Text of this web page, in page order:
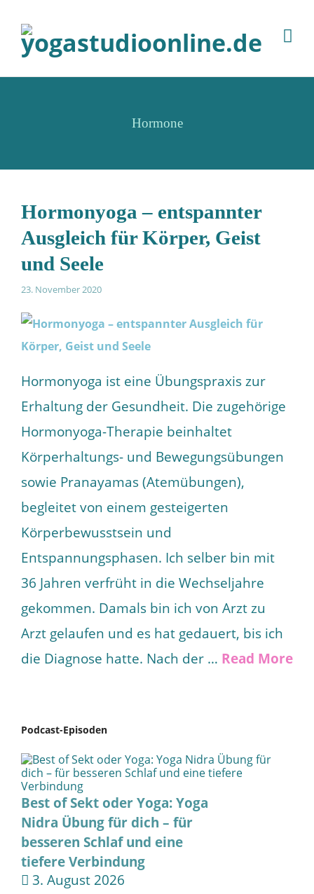
Hormone
Hormonyoga – entspannter
Ausgleich für Körper, Geist
und Seele
23. November 2020
Hormonyoga ist eine Übungspraxis zur
Erhaltung der Gesundheit. Die zugehörige
Hormonyoga-Therapie beinhaltet
Körperhaltungs- und Bewegungsübungen
sowie Pranayamas (Atemübungen),
begleitet von einem gesteigerten
Körperbewusstsein und
Entspannungsphasen. Ich selber bin mit
36 Jahren verfrüht in die Wechseljahre
gekommen. Damals bin ich von Arzt zu
Arzt gelaufen und es hat gedauert, bis ich
die Diagnose hatte. Nach der … Read More
Podcast-Episoden
Best of Sekt oder Yoga: Yoga
Nidra Übung für dich – für
besseren Schlaf und eine
tiefere Verbindung
3. August 2026